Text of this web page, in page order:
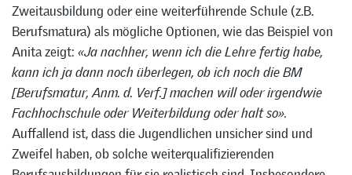
Zweitausbildung oder eine weiterführende Schule (z.B.
Berufsmatura) als mögliche Optionen, wie das Beispiel von
Anita zeigt: «Ja nachher, wenn ich die Lehre fertig habe,
kann ich ja dann noch überlegen, ob ich noch die BM
[Berufsmatur, Anm. d. Verf.] machen will oder irgendwie
Fachhochschule oder Weiterbildung oder halt so».
Auffallend ist, dass die Jugendlichen unsicher sind und
Zweifel haben, ob solche weiterqualifizierenden